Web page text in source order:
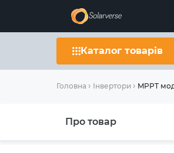
Каталог товарів
Головна Інвертори MPPT
Про товар